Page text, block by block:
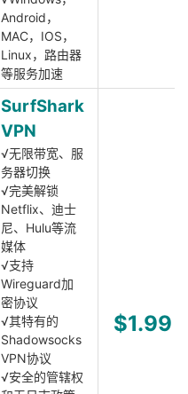
Android，
MAC，IOS，
Linux，路由器
等服务加速
SurfShark
VPN
√无限带宽、服
务器切换
√完美解锁
Netflix、迪士
尼、Hulu等流
媒体
√支持
Wireguard加
密协议
√其特有的
Shadowsocks
VPN协议
√安全的管辖权
$1.99